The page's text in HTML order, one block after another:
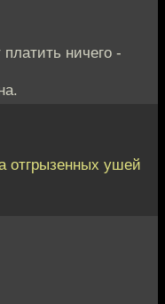
ничего -
отгрызенных ушей